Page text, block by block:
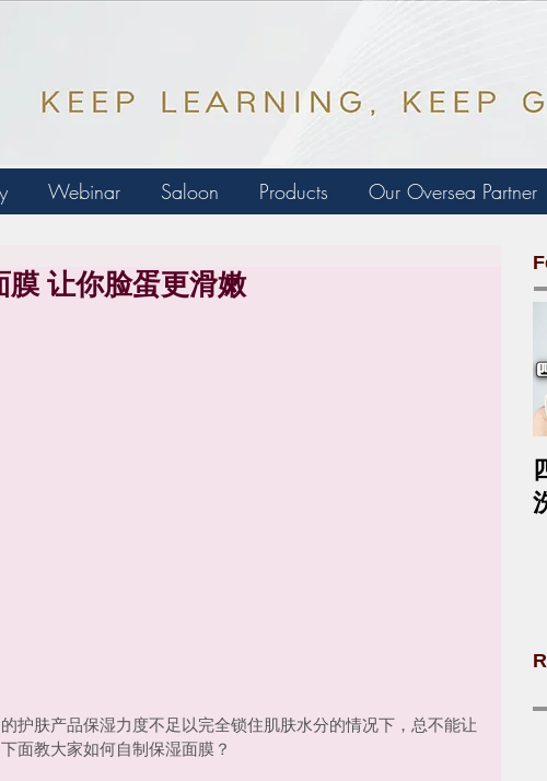
Webinar Saloon Products Our Oversea Partner
膜 让你脸蛋更滑嫩
护肤产品保湿力度不足以完全锁住肌肤水分的情况下，总不能让
面教大家如何自制保湿面膜？